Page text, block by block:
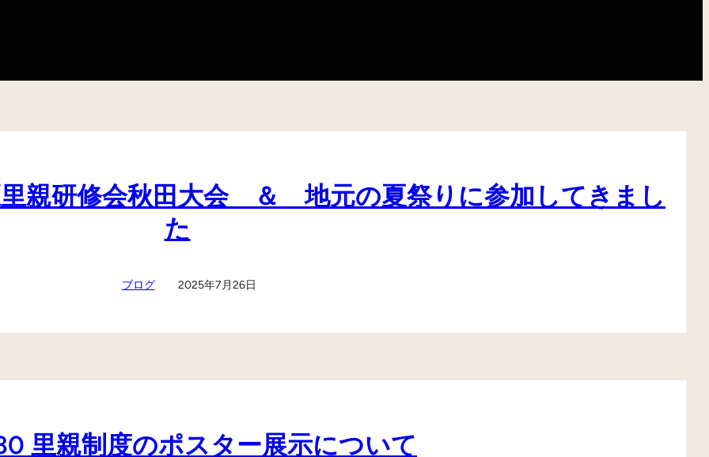
親研修会秋田大会 ＆ 地元の夏祭りに参加してきまし
た
ブログ 2025年7月26日
里親制度のポスター展示について